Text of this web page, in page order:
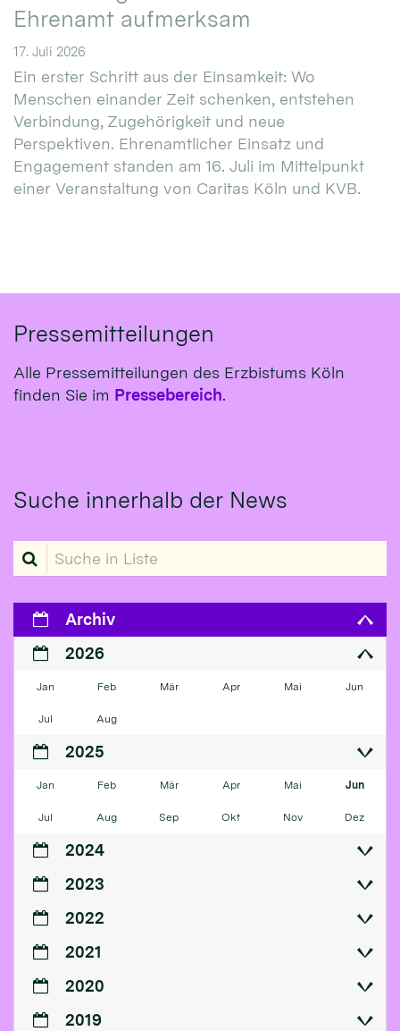
Ehrenamt aufmerksam
17. Juli 2026
Ein erster Schritt aus der Einsamkeit: Wo
Menschen einander Zeit schenken, entstehen
Verbindung, Zugehörigkeit und neue
Perspektiven. Ehrenamtlicher Einsatz und
Engagement standen am 16. Juli im Mittelpunkt
einer Veranstaltung von Caritas Köln und KVB.
Pressemitteilungen
Alle Pressemitteilungen des Erzbistums Köln
finden Sie im Pressebereich.
Suche innerhalb der News
Suche in Liste
Archiv
2026
Jan Feb Mär Apr Mai Jun
Jul Aug
2025
Jan Feb Mär Apr Mai Jun
Jul Aug Sep Okt Nov Dez
2024
2023
2022
2021
2020
2019